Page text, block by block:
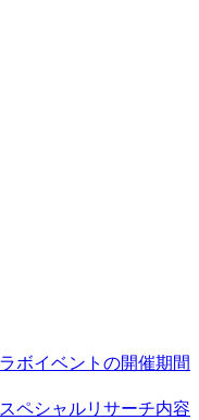
ボイベントの開催期間
ペシャルリサーチ内容